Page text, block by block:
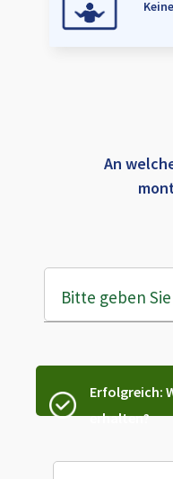
An
Bitte geben
Erfolgreich:
erhalten?